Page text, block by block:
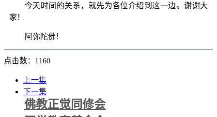
今天时间的关系，就先为各位介绍到这一边。谢谢大
家！
阿弥陀佛！
点击数：1160
上一集
下一集
佛教正觉同修会